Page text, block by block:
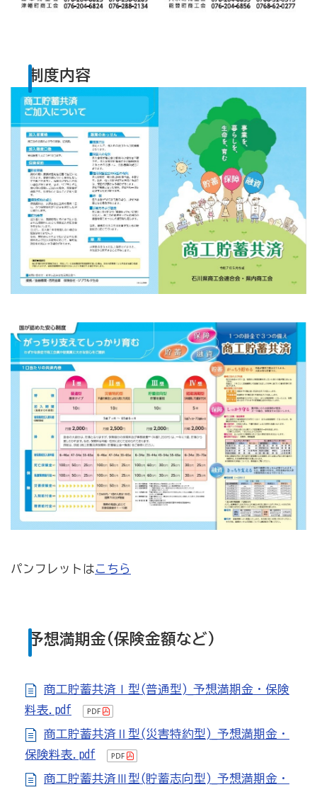
制度内容
パンフレットはこちら
予想満期金(保険金額など)
商工貯蓄共済Ⅰ型(普通型)_予想満期金・保険
料表.pdf
商工貯蓄共済Ⅱ型(災害特約型)_予想満期金・
保険料表.pdf
商工貯蓄共済Ⅲ型(貯蓄志向型)_予想満期金・
青年部について
セミナー・講習会情報
いしかわ商工会のインボイス広報
採用情報
商工会の助成金制度
商工業能力開発研修助成金
会報「川北町商工会だより」
かわきた味噌豚どん レシピ・取扱店情報
もんじゅの会
もんじゅの会とは・・・ 会員事業所